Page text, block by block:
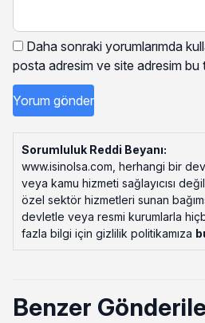
Daha sonraki yorumlarımda
posta adresim ve site adresim bu
Sorumluluk Reddi Beyanı:
www.isinolsa.com, herhangi bir
veya kamu hizmeti sağlayıcısı
özel sektör hizmetleri sunan
devletle veya resmi kurumlarla
fazla bilgi için gizlilik politikamıza
Benzer